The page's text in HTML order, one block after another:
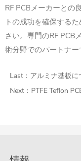
RF PCBメーカーとの
トの成功を確保する
さい。専門のRF PCB
術分野でのパートナー
Last： アルミナ基板に
Next： PTFE Teflon